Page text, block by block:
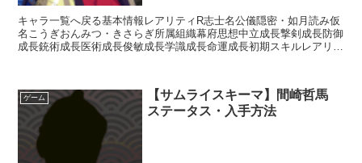
キャラ一覧へ戻る基本情報レアリティR志士名公儀隠密・如月読み仮
名こうぎおんみつ・きさらぎ所属組織幕府思想中立成長撃剣成長防御
成長銃術成長医術成長俊敏成長学識成長命運成長初期スキルレアリテ
ゲーム
【サムライスキーマ】間崎哲馬
ステータス・入手方法